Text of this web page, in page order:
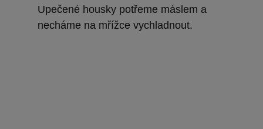
Upečené housky potřeme máslem a
necháme na mřížce vychladnout.